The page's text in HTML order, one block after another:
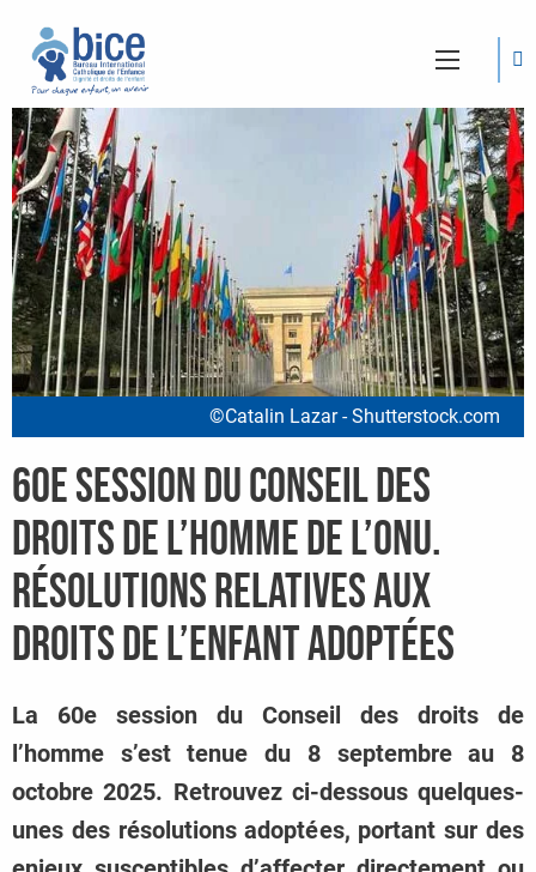
©Catalin Lazar - Shutterstock.com
60e session du Conseil des
droits de l’homme de l’ONU.
Résolutions relatives aux
droits de l’enfant adoptées
La 60e session du Conseil des droits de
l’homme s’est tenue du 8 septembre au 8
octobre 2025. Retrouvez ci-dessous quelques-
unes des résolutions adoptées, portant sur des